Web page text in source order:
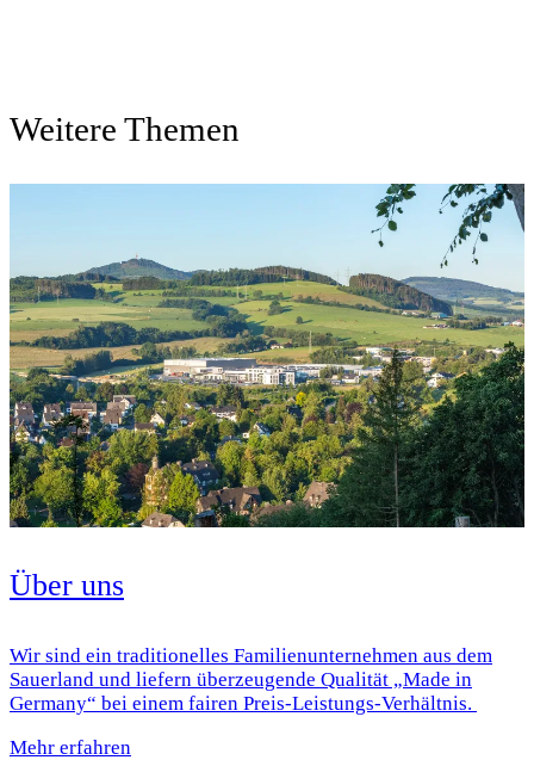
Weitere Themen
Über uns
Wir sind ein traditionelles Familienunternehmen aus dem
Sauerland und liefern überzeugende Qualität „Made in
Germany“ bei einem fairen Preis-Leistungs-Verhältnis.
Mehr erfahren